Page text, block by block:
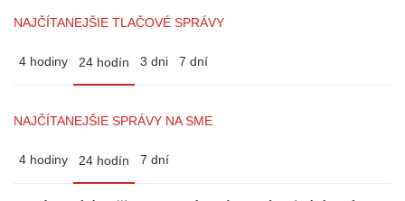
NAJČÍTANEJŠIE TLAČOVÉ SPRÁVY
4 hodiny 24 hodín 3 dni 7 dní
NAJČÍTANEJŠIE SPRÁVY NA SME
4 hodiny 24 hodín 7 dní